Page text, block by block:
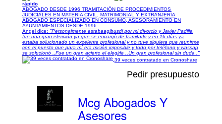
rápido
ABOGADO DESDE 1996 TRAMITACIÓN DE PROCEDIMIENTOS
JUDICIALES EN MATERIA CIVIL, MATRIMONIAL Y EXTRANJERÍA
ABOGADO ESPECIALIZADO EN CONSUMO, ASESORAMIENTO EN
AYUNTAMIENTOS DESDE 1996
Angel dice: "Personalmente estabaagibusdi por mi divorcio y Javier Padilla
fue una gran elección ya que se encargò de tramitarlo y en 16 días ya
estaba solucionado un excelente profesional y no tuve siquiera que reunirme
con el puesto que para mí era misión imposible y todo por teléfono y wassap
se solucionó ..Fue un gran acierto el elegirle ..Un gran profesional sin duda ."
39 veces contratado en Cronoshare
Pedir presupuesto
Mcg Abogados Y
Asesores